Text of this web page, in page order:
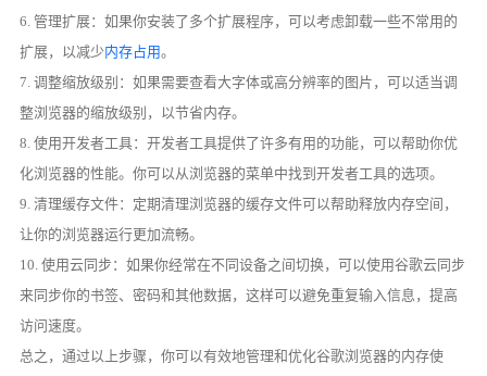
6. 管理扩展：如果你安装了多个扩展程序，可以考虑卸载一些不常用的
扩展，以减少内存占用。
7. 调整缩放级别：如果需要查看大字体或高分辨率的图片，可以适当调
整浏览器的缩放级别，以节省内存。
8. 使用开发者工具：开发者工具提供了许多有用的功能，可以帮助你优
化浏览器的性能。你可以从浏览器的菜单中找到开发者工具的选项。
9. 清理缓存文件：定期清理浏览器的缓存文件可以帮助释放内存空间，
让你的浏览器运行更加流畅。
10. 使用云同步：如果你经常在不同设备之间切换，可以使用谷歌云同步
来同步你的书签、密码和其他数据，这样可以避免重复输入信息，提高
访问速度。
总之，通过以上步骤，你可以有效地管理和优化谷歌浏览器的内存使